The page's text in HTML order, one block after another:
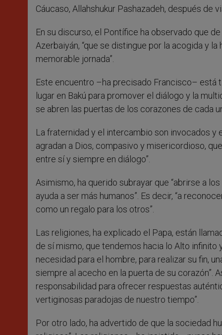
Cáucaso, Allahshukur Pashazadeh, después de
En su discurso, el Pontífice ha observado que de
Azerbaiyán, “que se distingue por la acogida y
memorable jornada”.
Este encuentro –ha precisado Francisco– está
lugar en Bakú para promover el diálogo y la
se abren las puertas de los corazones de cada
La fraternidad y el intercambio son invocados y
agradan a Dios, compasivo y misericordioso,
entre sí y siempre en diálogo”.
Asimismo, ha querido subrayar que “abrirse a
ayuda a ser más humanos”. Es decir, “a
como un regalo para los otros”.
Las religiones, ha explicado el Papa, están
de sí mismo, que tendemos hacia lo Alto infinito
necesidad para el hombre, para realizar su fin,
siempre al acecho en la puerta de su corazón”.
responsabilidad para ofrecer respuestas
vertiginosas paradojas de nuestro tiempo”.
Por otro lado, ha advertido de que la sociedad